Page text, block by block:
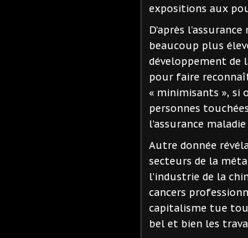
expositions aux
D’après
beaucoup plus
développement de
pour faire
« minimisants », si
personnes
l’assurance
Autre donnée
secteurs de la
l’industrie de la
cancers
capitalisme tue
bel et bien les